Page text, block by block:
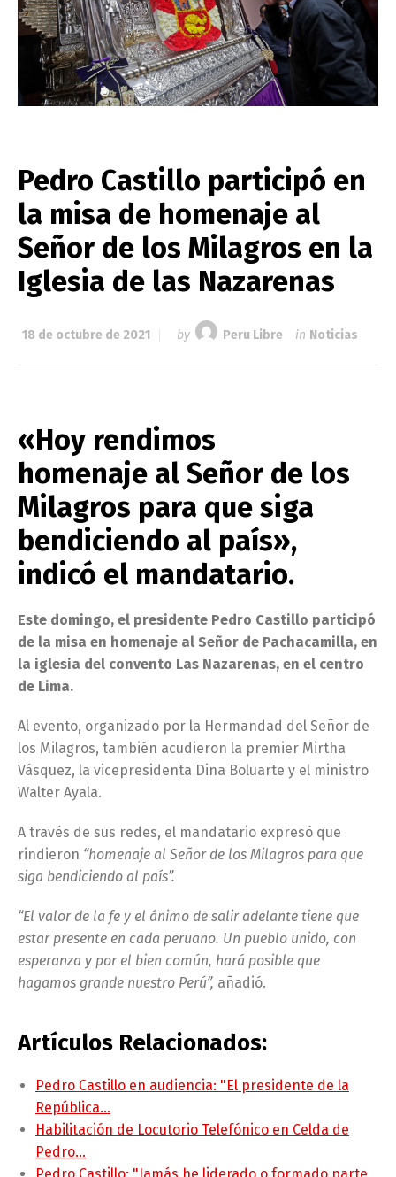
Pedro Castillo participó en
la misa de homenaje al
Señor de los Milagros en la
Iglesia de las Nazarenas
18 de octubre de 2021 by Peru Libre in Noticias
«Hoy rendimos
homenaje al Señor de los
Milagros para que siga
bendiciendo al país»,
indicó el mandatario.
Este domingo, el presidente Pedro Castillo participó
de la misa en homenaje al Señor de Pachacamilla, en
la iglesia del convento Las Nazarenas, en el centro
de Lima.
Al evento, organizado por la Hermandad del Señor de
los Milagros, también acudieron la premier Mirtha
Vásquez, la vicepresidenta Dina Boluarte y el ministro
Walter Ayala.
A través de sus redes, el mandatario expresó que
rindieron “homenaje al Señor de los Milagros para que
siga bendiciendo al país”.
“El valor de la fe y el ánimo de salir adelante tiene que
estar presente en cada peruano. Un pueblo unido, con
esperanza y por el bien común, hará posible que
hagamos grande nuestro Perú”, añadió.
Artículos Relacionados:
Pedro Castillo en audiencia: "El presidente de la
República…
Habilitación de Locutorio Telefónico en Celda de
Pedro…
Pedro Castillo: "Jamás he liderado o formado parte